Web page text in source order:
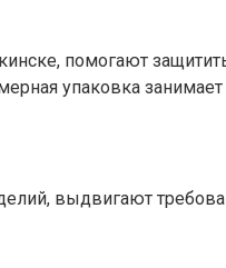
помогают
упаковка
выдвигают